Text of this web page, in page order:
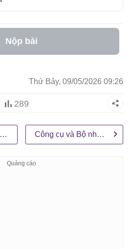
Nộp bài
Thứ Bảy, 09/05/2026 09:26
289
Lựa chọn nền tảng cho AI Agent: n8n, Zapier, Make, v.v... Công cụ và Bộ nhớ: Giúp AI agent trở nên thông minh hơn